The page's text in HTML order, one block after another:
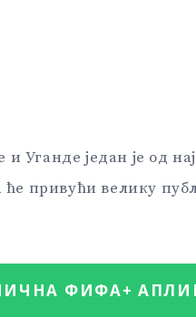
Уганде један је од
ће привући велику
ФИФА+